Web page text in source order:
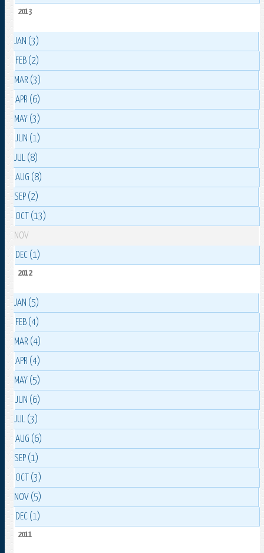
2013
JAN (3)
FEB (2)
MAR (3)
APR (6)
MAY (3)
JUN (1)
JUL (8)
AUG (8)
SEP (2)
OCT (13)
NOV
DEC (1)
2012
JAN (5)
FEB (4)
MAR (4)
APR (4)
MAY (5)
JUN (6)
JUL (3)
AUG (6)
SEP (1)
OCT (3)
NOV (5)
DEC (1)
2011